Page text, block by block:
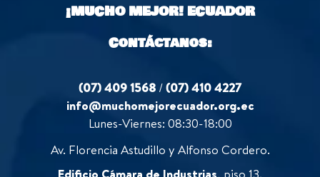
¡MUCHO MEJOR!ECUADOR
Contáctanos:
(07) 409 1568 /(07) 410 4227
info@muchomejorecuador.org.ec
Lunes-Viernes: 08:30-18:00
Av. Florencia Astudillo y Alfonso Cordero.
Edificio Cámara de Industrias, piso 13.